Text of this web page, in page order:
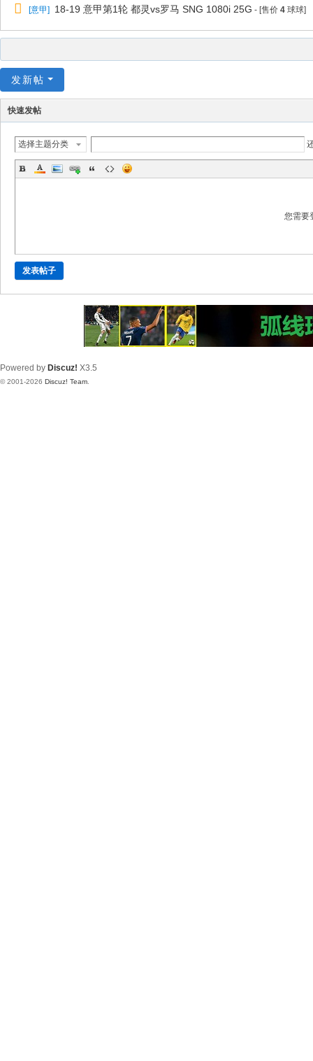
[意甲] 18-19 意甲第1轮 都灵vs罗马 SNG 1080i 25G - [售价 4 球球]
发新帖
快速发帖
选择主题分类
您需要
发表帖子
Powered by Discuz! X3.5
© 2001-2026 Discuz! Team